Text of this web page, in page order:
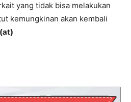
yang tidak bisa melakukan
kemungkinan akan kembali
(at)